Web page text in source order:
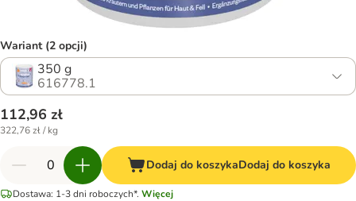
Wariant (2 opcji)
350 g
616778.1
112,96 zł
322,76 zł / kg
Dodaj do koszykaDodaj do koszyka
Dostawa: 1-3 dni roboczych*. Więcej